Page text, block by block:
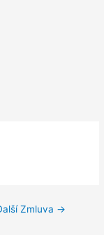
Zmluva →